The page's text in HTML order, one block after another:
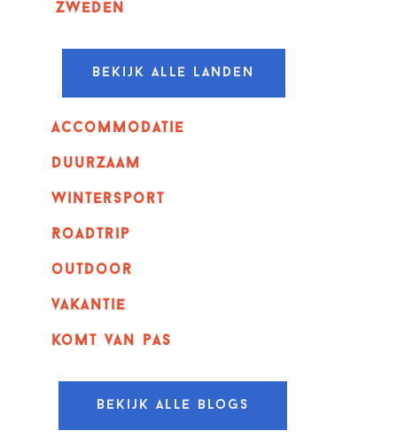
zweden
Bekijk alle landen
Accommodatie
Duurzaam
wintersport
Roadtrip
outdoor
vakantie
komt van pas
Bekijk alle blogs